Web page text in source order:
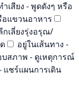
ำเสียง - พูดดังๆ หรือ
อแขวนอาหาร
กเลี่ยงรุ่งอรุณ/
อยู่ในเส้นทาง -
บสภาพ - ดูเหตุการณ์
ชร์แผนการเดิน